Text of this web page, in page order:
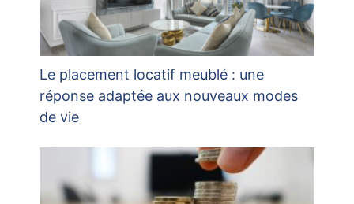
Le placement locatif meublé : une
réponse adaptée aux nouveaux modes
de vie